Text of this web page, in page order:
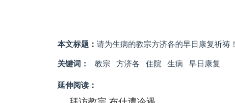
本文标题： 请为生病的教宗方济各的早日康复祈祷！
关键词： 教宗 方济各 住院 生病 早日康复
延伸阅读：